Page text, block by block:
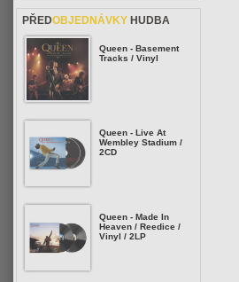
PŘEDOBJEDNÁVKY HUDBA
Queen - Basement
Tracks / Vinyl
Queen - Live At
Wembley Stadium /
2CD
Queen - Made In
Heaven / Reedice /
Vinyl / 2LP